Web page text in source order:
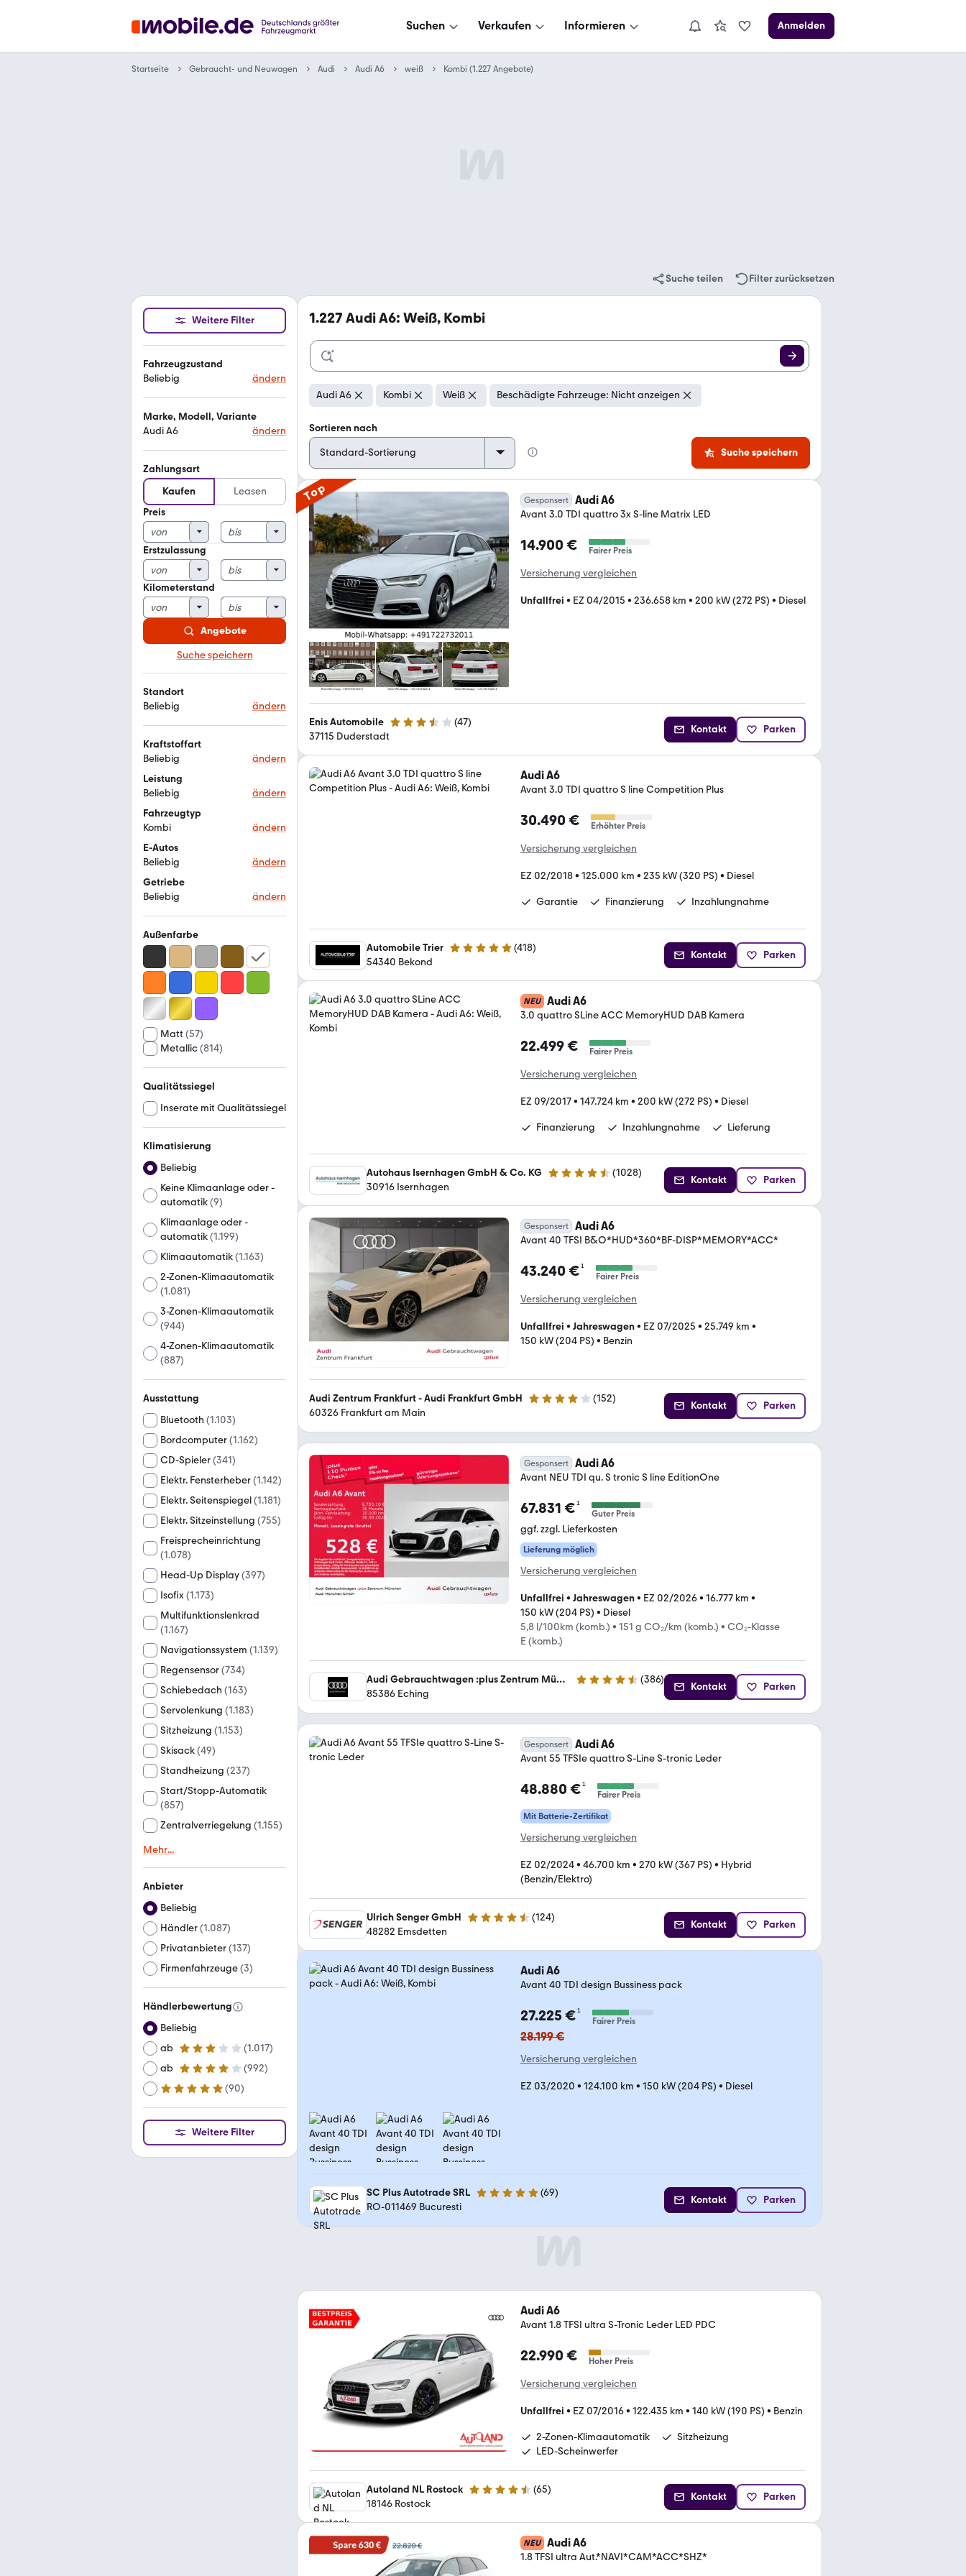
Suchen Verkaufen Informieren Anmelden
Startseite Gebraucht- und Neuwagen Audi Audi A6 weiß Kombi (1.227 Angebote)
Suche teilen Filter zurücksetzen
Weitere Filter
Fahrzeugzustand
Beliebig
ändern
Marke, Modell, Variante
Audi A6
ändern
Zahlungsart
Kaufen
Leasen
Preis
Erstzulassung
Kilometerstand
Angebote
Suche speichern
Standort
Beliebig
ändern
Kraftstoffart
Beliebig
ändern
Leistung
Beliebig
ändern
Fahrzeugtyp
Kombi
ändern
E-Autos
Beliebig
ändern
Getriebe
Beliebig
ändern
Außenfarbe
Matt (57)
Metallic(814)
Qualitätssiegel
Inserate mit Qualitätssiegel
Klimatisierung
Beliebig
Keine Klimaanlage oder -
automatik(9)
Klimaanlage oder -
automatik(1.199)
Klimaautomatik(1.163)
2-Zonen-Klimaautomatik
(1.081)
3-Zonen-Klimaautomatik
(944)
4-Zonen-Klimaautomatik
(887)
Ausstattung
Bluetooth (1.103)
Bordcomputer(1.162)
CD-Spieler(341)
Elektr. Fensterheber(1.142)
Elektr. Seitenspiegel(1.181)
Elektr. Sitzeinstellung (755)
Freisprecheinrichtung
(1.078)
Head-Up Display(397)
Isofix(1.173)
Multifunktionslenkrad
(1.167)
Navigationssystem (1.139)
Regensensor(734)
Schiebedach (163)
Servolenkung (1.183)
Sitzheizung (1.153)
Skisack(49)
Standheizung (237)
Start/Stopp-Automatik
(857)
Zentralverriegelung (1.155)
Mehr...
Anbieter
Beliebig
Händler(1.087)
Privatanbieter(137)
Firmenfahrzeuge(3)
Händlerbewertung
Beliebig
ab
3 Sterne (1.017)
ab
4 Sterne (992)
ab
5 Sterne (90)
Weitere Filter
1.227 Audi A6: Weiß, Kombi
Audi A6 Kombi Weiß Beschädigte Fahrzeuge: Nicht anzeigen
Sortieren nach
Suche speichern
Top Gesponsert Audi A6
Avant 3.0 TDI quattro 3x S-line Matrix LED
14.900 € Fairer Preis
Versicherung vergleichen
Unfallfrei • EZ 04/2015 • 236.658 km • 200 kW (272 PS) • Diesel
Enis Automobile 3.3 Sterne (47)
37115 Duderstadt
Kontakt Parken
Audi A6
Avant 3.0 TDI quattro S line Competition Plus
30.490 € Erhöhter Preis
Versicherung vergleichen
EZ 02/2018• 125.000 km • 235 kW (320 PS) • Diesel
Garantie Finanzierung Inzahlungnahme
Automobile Trier 4.9 Sterne (418)
54340 Bekond
Kontakt Parken
NEU Audi A6
3.0 quattro SLine ACC MemoryHUD DAB Kamera
22.499 € Fairer Preis
Versicherung vergleichen
EZ 09/2017• 147.724 km • 200 kW (272 PS) • Diesel
Finanzierung Inzahlungnahme Lieferung
Autohaus Isernhagen GmbH & Co. KG 4.5 Sterne (1028)
30916 Isernhagen
Kontakt Parken
Gesponsert Audi A6
Avant 40 TFSI B&O*HUD*360*BF-DISP*MEMORY*ACC*
43.240 €¹
Fairer Preis
Versicherung vergleichen
Unfallfrei • Jahreswagen• EZ 07/2025 • 25.749 km •
150 kW (204 PS) • Benzin
Audi Zentrum Frankfurt - Audi Frankfurt GmbH 4.2 Sterne (152)
60326 Frankfurt am Main
Kontakt Parken
Gesponsert Audi A6
Avant NEU TDI qu. S tronic S line EditionOne
67.831 €¹
Guter Preis
ggf. zzgl. Lieferkosten
Lieferung möglich
Versicherung vergleichen
Unfallfrei • Jahreswagen• EZ 02/2026• 16.777 km •
150 kW (204 PS) • Diesel
5,8 l/100km (komb.) • 151 g CO₂/km (komb.) • CO₂-Klasse
E (komb.)
Audi Gebrauchtwagen :plus Zentrum München 4.5 Sterne (386)
85386 Eching
Kontakt Parken
Gesponsert Audi A6
Avant 55 TFSIe quattro S-Line S-tronic Leder
48.880 €¹
Fairer Preis
Mit Batterie-Zertifikat
Versicherung vergleichen
EZ 02/2024• 46.700 km • 270 kW (367 PS) • Hybrid
(Benzin/Elektro)
Ulrich Senger GmbH 4.6 Sterne (124)
48282 Emsdetten
Kontakt Parken
Audi A6
Avant 40 TDI design Bussiness pack
27.225 €¹
Fairer Preis
28.199 €
Versicherung vergleichen
EZ 03/2020 • 124.100 km • 150 kW (204 PS) • Diesel
SC Plus Autotrade SRL 5 Sterne (69)
RO-011469 Bucuresti
Kontakt Parken
Audi A6
Avant 1.8 TFSI ultra S-Tronic Leder LED PDC
22.990 € Hoher Preis
Versicherung vergleichen
Unfallfrei • EZ 07/2016• 122.435 km • 140 kW (190 PS) • Benzin
2-Zonen-Klimaautomatik
Sitzheizung
LED-Scheinwerfer
Autoland NL Rostock 4.6 Sterne (65)
18146 Rostock
Kontakt Parken
NEU Audi A6
1.8 TFSI ultra Aut.*NAVI*CAM*ACC*SHZ*